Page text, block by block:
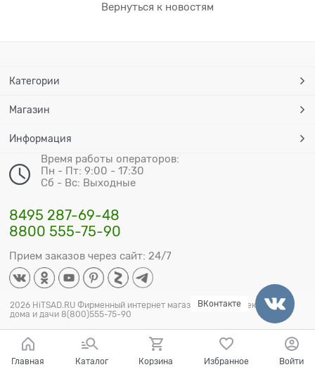
Вернуться к новостям
Категории
Магазин
Информация
Время работы операторов:
Пн - Пт: 9:00 - 17:30
Сб - Вс: Выходные
8495 287-69-48
8800 555-75-90
Прием заказов через сайт: 24/7
2026 HiTSAD.RU Фирменный интернет магазин мебели и декора для
дома и дачи 8(800)555-75-90
Главная Каталог Корзина Избранное Войти
ВКонтакте